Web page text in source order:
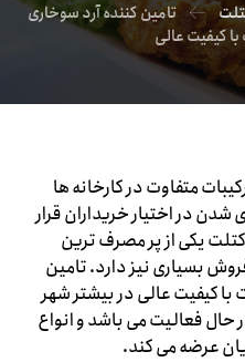
تامین کننده آرد سوخاری
کیفیت عالی
متفاوت در کارخانه ها
در اختیار خریداران قرار
یکی از پر مصرف ترین
بسیاری نیز دارد. تامین
کیفیت عالی در بیشتر شهر
حال فعالیت می ‌باشد و انواع
عرضه می ‌کند.